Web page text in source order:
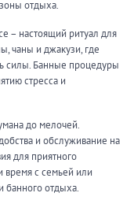
отдыха.
– настоящий ритуал для
чаны и джакузи, где
силы. Банные процедуры
стресса и
до мелочей.
и обслуживание на
для приятного
время с семьей или
банного отдыха.